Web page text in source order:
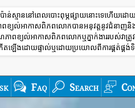
មាននៅពេលបោះពុម្ភផ្សាយនោះទេហើយដោយ
ខ្យល់អាកាសពិភពលោកបានអនុវត្តនូវជំនាញនិ
ខ្យល់អាកាសពិភពលោកឬភ្នាក់ងាររបស់វាត្រូ
តឡើងដោយផ្ទាល់ឬដោយប្រយោលពីការផ្គត់ផ្គង់ទិ
Faq Search